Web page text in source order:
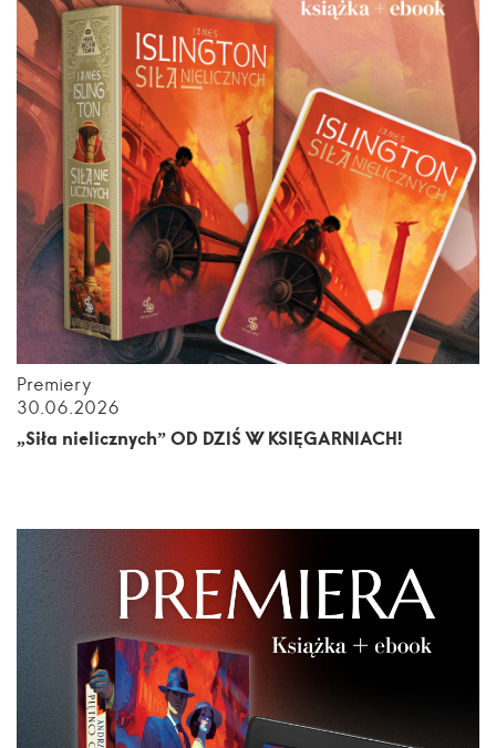
Premiery
30.06.2026
„Siła nielicznych” OD DZIŚ W KSIĘGARNIACH!